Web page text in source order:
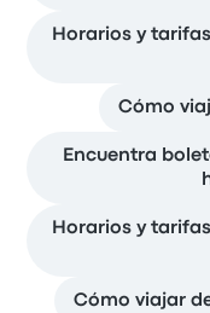
Horarios y
Cómo
Encuentra
Horarios y
Cómo viajar